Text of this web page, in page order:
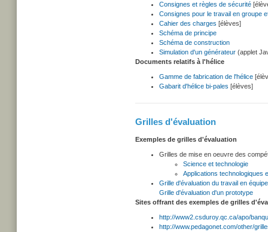
Consignes et règles de sécurité
Consignes pour le travail en groupe
Cahier des charges [élèves]
Schéma de principe
Schéma de construction
Simulation d'un générateur (applet
Documents relatifs à l'hélice
Gamme de fabrication de l'hélice
Gabarit d'hélice bi-pales [élèves]
Grilles d'évaluation
Exemples de grilles d'évaluation
Grilles de mise en oeuvre des
Science et technologie
Applications technologiques
Grille d'évaluation du travail en équipe
Grille d'évaluation d'un prototype
Sites offrant des exemples de grilles
http://www2.csduroy.qc.ca/apo/
http://www.pedagonet.com/other/